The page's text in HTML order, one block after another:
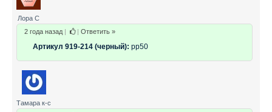
Лора С
2 года назад | | Ответить »
Артикул 919-214 (черный): рр50
Тамара к-с